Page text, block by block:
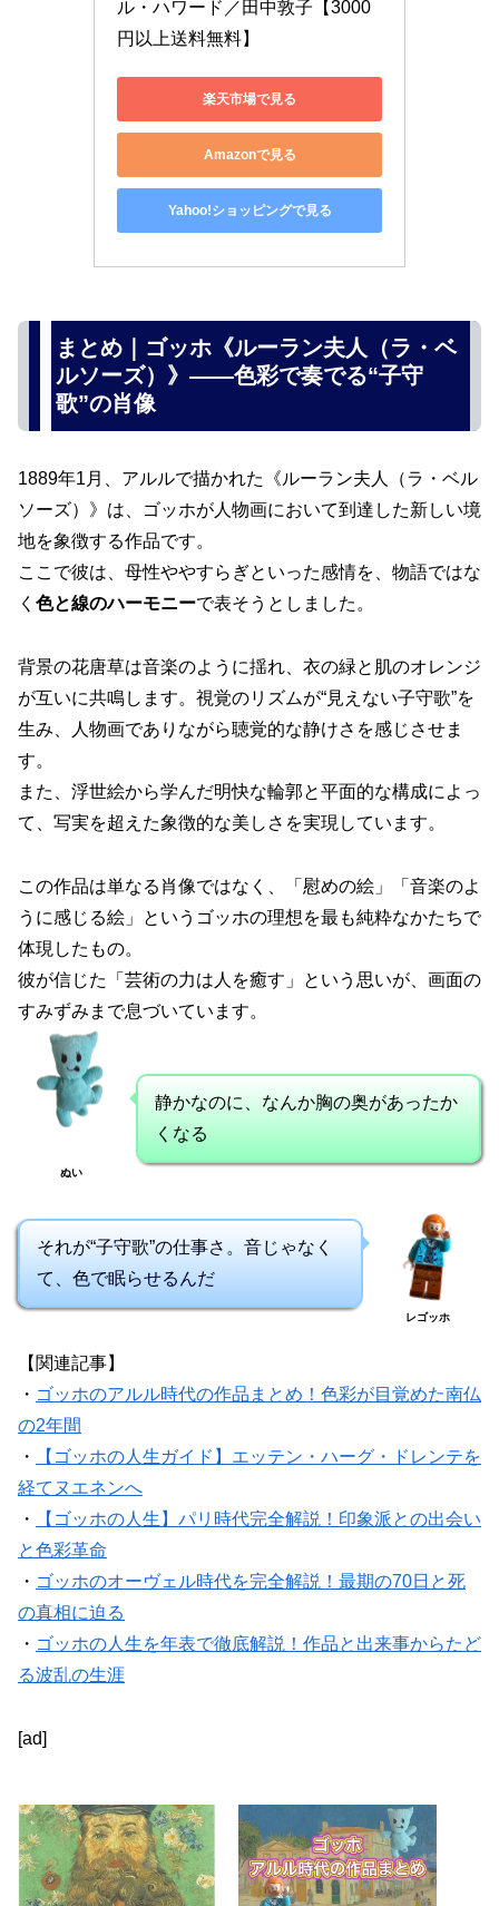
ル・ハワード／田中敦子【3000
円以上送料無料】
楽天市場で見る
Amazonで見る
Yahoo!ショッピングで見る
まとめ｜ゴッホ《ルーラン夫人（ラ・ベ
ルソーズ）》――色彩で奏でる“子守
歌”の肖像
1889年1月、アルルで描かれた《ルーラン夫人（ラ・ベル
ソーズ）》は、ゴッホが人物画において到達した新しい境
地を象徴する作品です。
ここで彼は、母性ややすらぎといった感情を、物語ではな
く 色と線のハーモニーで表そうとしました。
背景の花唐草は音楽のように揺れ、衣の緑と肌のオレンジ
が互いに共鳴します。視覚のリズムが“見えない子守歌”を
生み、人物画でありながら聴覚的な静けさを感じさせま
す。
また、浮世絵から学んだ明快な輪郭と平面的な構成によっ
て、写実を超えた象徴的な美しさを実現しています。
この作品は単なる肖像ではなく、「慰めの絵」「音楽のよ
うに感じる絵」というゴッホの理想を最も純粋なかたちで
体現したもの。
彼が信じた「芸術の力は人を癒す」という思いが、画面の
すみずみまで息づいています。
ぬい
静かなのに、なんか胸の奥があったか
くなる
それが“子守歌”の仕事さ。音じゃなく
て、色で眠らせるんだ
レゴッホ
【関連記事】
・ ゴッホのアルル時代の作品まとめ！色彩が目覚めた南仏
の2年間
・
【ゴッホの人生ガイド】エッテン・ハーグ・ドレンテを
経てヌエネンへ
・
【ゴッホの人生】パリ時代完全解説！印象派との出会い
と色彩革命
・ ゴッホのオーヴェル時代を完全解説！最期の70日と死
の真相に迫る
・ ゴッホの人生を年表で徹底解説！作品と出来事からたど
る波乱の生涯
[ad]